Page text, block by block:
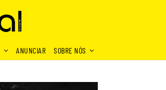
ANUNCIAR SOBRE NÓS